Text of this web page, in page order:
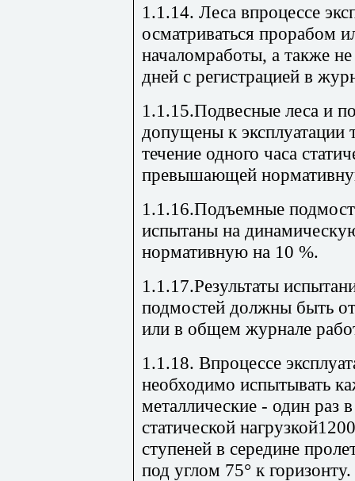
1.1.14. Леса впроцессе
осматриваться прорабом
началомработы, а также
дней с регистрацией в
1.1.15.Подвесные леса и
допущены к эксплуатации
течение одного часа
превышающей
1.1.16.Подъемные
испытаны на
нормативную на 10 %.
1.1.17.Результаты
подмостей должны быть
или в общем журнале
1.1.18. Впроцессе
необходимо испытывать
металлические - один раз
статической
ступеней в середине
под углом 75° к горизонту.